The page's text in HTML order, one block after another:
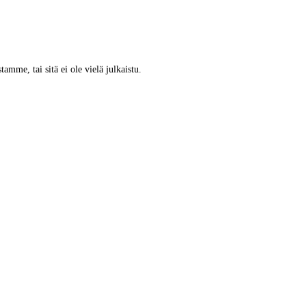
tai sitä ei ole vielä julkaistu.